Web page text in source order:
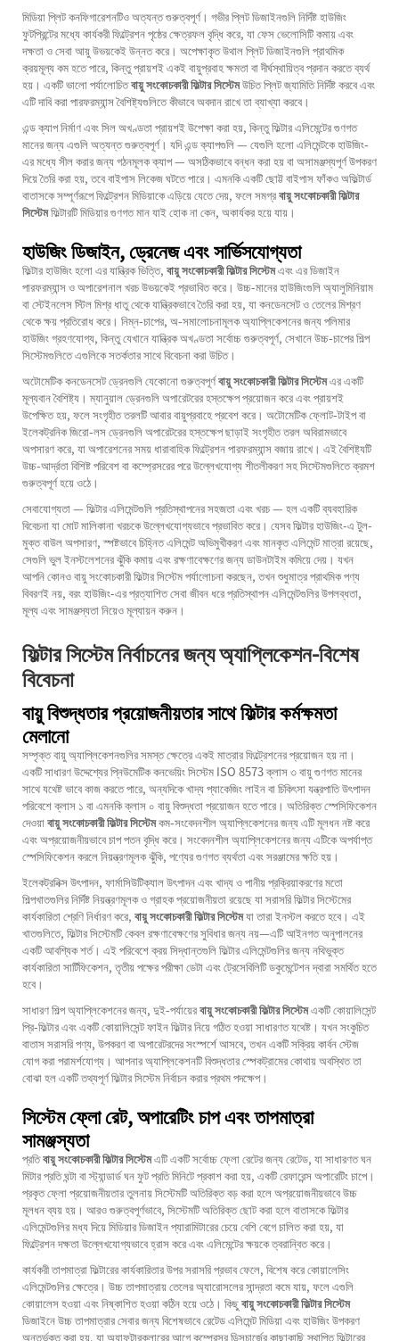
মিডিয়া প্লিট কনফিগারেশনটিও অত্যন্ত গুরুত্বপূর্ণ। গভীর প্লিট ডিজাইনগুলি নির্দিষ্ট হাউজিং
ফুটপ্রিন্টের মধ্যে কার্যকরী ফিল্ট্রেশন পৃষ্ঠের ক্ষেত্রফল বৃদ্ধি করে, যা ফেস ভেলোসিটি কমায় এবং
দক্ষতা ও সেবা আয়ু উভয়কেই উন্নত করে। অপেক্ষাকৃত উথাল প্লিট ডিজাইনগুলি প্রাথমিক
ক্রয়মূল্য কম হতে পারে, কিন্তু প্রায়শই একই বায়ুপ্রবাহ ক্ষমতা বা দীর্ঘস্থায়িত্ব প্রদান করতে ব্যর্থ
হয়। একটি ভালো পর্যালোচিতবায়ু সংকোচকারী ফিল্টার সিস্টেমউচিত প্লিট জ্যামিতি নির্দিষ্ট করবে এবং
এটি দাবি করা পারফরম্যান্স বৈশিষ্ট্যগুলিতে কীভাবে অবদান রাখে তা ব্যাখ্যা করবে।
এন্ড ক্যাপ নির্মাণ এবং সিল অখণ্ডতা প্রায়শই উপেক্ষা করা হয়, কিন্তু ফিল্টার এলিমেন্টের গুণগত
মানের জন্য এগুলি অত্যন্ত গুরুত্বপূর্ণ। যদি এন্ড ক্যাপগুলি — যেগুলি হলো এলিমেন্টকে হাউজিং-
এর মধ্যে সীল করার জন্য গঠনমূলক ক্যাপ — অসঠিকভাবে বন্ধন করা হয় বা অসামঞ্জস্যপূর্ণ উপকরণ
দিয়ে তৈরি করা হয়, তবে বাইপাস লিকেজ ঘটতে পারে। এমনকি একটি ছোট্ট বাইপাস ফাঁকও অফিল্টার্ড
বাতাসকে সম্পূর্ণরূপে ফিল্ট্রেশন মিডিয়াকে এড়িয়ে যেতে দেয়, ফলে সমগ্রবায়ু সংকোচকারী ফিল্টার
সিস্টেমফিল্টারটি মিডিয়ার গুণগত মান যাই হোক না কেন, অকার্যকর হয়ে যায়।
হাউজিং ডিজাইন, ড্রেনেজ এবং সার্ভিসযোগ্যতা
ফিল্টার হাউজিং হলো এর যান্ত্রিক ভিত্তি, বায়ু সংকোচকারী ফিল্টার সিস্টেমএবং এর ডিজাইন
পারফরম্যান্স ও অপারেশনাল খরচ উভয়কেই প্রভাবিত করে। উচ্চ-মানের হাউজিংগুলি অ্যালুমিনিয়াম
বা স্টেইনলেস স্টিল মিশ্র ধাতু থেকে যান্ত্রিকভাবে তৈরি করা হয়, যা কনডেনসেট ও তেলের মিশ্রণ
থেকে ক্ষয় প্রতিরোধ করে। নিম্ন-চাপের, অ-সমালোচনামূলক অ্যাপ্লিকেশনের জন্য পলিমার
হাউজিং গ্রহণযোগ্য, কিন্তু যেখানে যান্ত্রিক অখণ্ডতা সর্বোচ্চ গুরুত্বপূর্ণ, সেখানে উচ্চ-চাপের শিল্প
সিস্টেমগুলিতে এগুলিকে সতর্কতার সাথে বিবেচনা করা উচিত।
অটোমেটিক কনডেনসেট ড্রেনগুলি যেকোনো গুরুত্বপূর্ণবায়ু সংকোচকারী ফিল্টার সিস্টেমএর একটি
মূল্যবান বৈশিষ্ট্য। ম্যানুয়াল ড্রেনগুলি অপারেটরের হস্তক্ষেপ প্রয়োজন করে এবং প্রায়শই
উপেক্ষিত হয়, ফলে সংগৃহীত তরলটি আবার বায়ুপ্রবাহে প্রবেশ করে। অটোমেটিক ফ্লোট-টাইপ বা
ইলেকট্রনিক জিরো-লস ড্রেনগুলি অপারেটরের হস্তক্ষেপ ছাড়াই সংগৃহীত তরল অবিরামভাবে
অপসারণ করে, যা অপারেশনের সময় ধারাবাহিক ফিল্ট্রেশন পারফরম্যান্স বজায় রাখে। এই বৈশিষ্ট্যটি
উচ্চ-আর্দ্রতা বিশিষ্ট পরিবেশ বা কম্প্রেসরের পরে উল্লেখযোগ্য শীতলীকরণ সহ সিস্টেমগুলিতে ক্রমশ
গুরুত্বপূর্ণ হয়ে ওঠে।
সেবাযোগ্যতা — ফিল্টার এলিমেন্টগুলি প্রতিস্থাপনের সহজতা এবং খরচ — হল একটি ব্যবহারিক
বিবেচনা যা মোট মালিকানা খরচকে উল্লেখযোগ্যভাবে প্রভাবিত করে। যেসব ফিল্টার হাউজিং-এ টুল-
মুক্ত বাউল অপসারণ, স্পষ্টভাবে চিহ্নিত এলিমেন্ট অভিমুখীকরণ এবং মানকৃত এলিমেন্ট মাত্রা রয়েছে,
সেগুলি ভুল ইনস্টলেশনের ঝুঁকি কমায় এবং রক্ষণাবেক্ষণের জন্য ডাউনটাইম কমিয়ে দেয়। যখন
আপনি কোনওবায়ু সংকোচকারী ফিল্টার সিস্টেমপর্যালোচনা করছেন, তখন শুধুমাত্র প্রাথমিক পণ্য
বিবরণই নয়, বরং হাউজিং-এর প্রত্যাশিত সেবা জীবন ধরে প্রতিস্থাপন এলিমেন্টগুলির উপলব্ধতা,
মূল্য এবং সামঞ্জস্যতা নিয়েও মূল্যায়ন করুন।
ফিল্টার সিস্টেম নির্বাচনের জন্য অ্যাপ্লিকেশন-বিশেষ
বিবেচনা
বায়ু বিশুদ্ধতার প্রয়োজনীয়তার সাথে ফিল্টার কর্মক্ষমতা
মেলানো
সম্পৃক্ত বায়ু অ্যাপ্লিকেশনগুলির সমস্ত ক্ষেত্রে একই মাত্রার ফিল্ট্রেশনের প্রয়োজন হয় না।
একটি সাধারণ উদ্দেশ্যের প্নিউমেটিক কনভেয়িং সিস্টেম ISO 8573 ক্লাস ৩ বায়ু গুণগত মানের
সাথে যথেষ্ট ভাবে কাজ করতে পারে, অন্যদিকে খাদ্য প্যাকেজিং লাইন বা চিকিৎসা যন্ত্রপাতি উৎপাদন
পরিবেশে ক্লাস ১ বা এমনকি ক্লাস ০ বায়ু বিশুদ্ধতা প্রয়োজন হতে পারে। অতিরিক্ত স্পেসিফিকেশন
দেওয়াবায়ু সংকোচকারী ফিল্টার সিস্টেমকম-সংবেদনশীল অ্যাপ্লিকেশনের জন্য এটি মূলধন নষ্ট করে
এবং অপ্রয়োজনীয়ভাবে চাপ পতন বৃদ্ধি করে। সংবেদনশীল অ্যাপ্লিকেশনের জন্য এটিকে অপর্যাপ্ত
স্পেসিফিকেশন করলে নিয়ন্ত্রণমূলক ঝুঁকি, পণ্যের গুণগত ব্যর্থতা এবং সরঞ্জামের ক্ষতি হয়।
ইলেকট্রনিক্স উৎপাদন, ফার্মাসিউটিক্যাল উৎপাদন এবং খাদ্য ও পানীয় প্রক্রিয়াকরণের মতো
শিল্পখাতগুলির নির্দিষ্ট নিয়ন্ত্রণমূলক ও গ্রাহক প্রয়োজনীয়তা রয়েছে যা সরাসরি ফিল্টার সিস্টেমের
কার্যকারিতা শ্রেণি নির্ধারণ করে, বায়ু সংকোচকারী ফিল্টার সিস্টেমযা তারা ইনস্টল করতে হবে। এই
খাতগুলিতে, ফিল্টার সিস্টেমটি কেবল রক্ষণাবেক্ষণের সুবিধার জন্য নয়—এটি আইনগত অনুপালনের
একটি আবশ্যিক শর্ত। এই পরিবেশে ক্রয় সিদ্ধান্তগুলি ফিল্টার এলিমেন্টগুলির জন্য নথিভুক্ত
কার্যকারিতা সার্টিফিকেশন, তৃতীয় পক্ষের পরীক্ষা ডেটা এবং ট্রেসেবিলিটি ডকুমেন্টেশন দ্বারা সমর্থিত হতে
হবে।
সাধারণ শিল্প অ্যাপ্লিকেশনের জন্য, দুই-পর্যায়েরবায়ু সংকোচকারী ফিল্টার সিস্টেমএকটি কোয়ালিসেন্ট
প্রি-ফিল্টার এবং একটি কোয়ালিসেন্ট ফাইন ফিল্টার নিয়ে গঠিত হওয়া সাধারণত যথেষ্ট। যখন সংকুচিত
বাতাস সরাসরি পণ্য, উপকরণ বা অপারেটরদের সংস্পর্শে আসবে, তখন একটি সক্রিয় কার্বন স্টেজ
যোগ করা পরামর্শযোগ্য। আপনার অ্যাপ্লিকেশনটি বিশুদ্ধতার স্পেকট্রামের কোথায় অবস্থিত তা
বোঝা হল একটি তথ্যপূর্ণ ফিল্টার সিস্টেম নির্বাচন করার প্রথম পদক্ষেপ।
সিস্টেম ফ্লো রেট, অপারেটিং চাপ এবং তাপমাত্রা
সামঞ্জস্যতা
প্রতিবায়ু সংকোচকারী ফিল্টার সিস্টেমএটি একটি সর্বোচ্চ ফ্লো রেটের জন্য রেটেড, যা সাধারণত ঘন
মিটার প্রতি ঘন্টা বা স্ট্যান্ডার্ড ঘন ফুট প্রতি মিনিটে প্রকাশ করা হয়, একটি রেফারেন্স অপারেটিং চাপে।
প্রকৃত ফ্লো প্রয়োজনীয়তার তুলনায় সিস্টেমটি অতিরিক্ত বড় করা হলে অপ্রয়োজনীয়ভাবে উচ্চ
মূলধন ব্যয় হয়। আরও গুরুত্বপূর্ণভাবে, সিস্টেমটি অতিরিক্ত ছোট করা হলে বাতাসকে ফিল্টার
এলিমেন্টগুলির মধ্য দিয়ে মিডিয়ার ডিজাইন প্যারামিটারের চেয়ে বেশি বেগে চালিত করা হয়, যা
ফিল্ট্রেশন দক্ষতা উল্লেখযোগ্যভাবে হ্রাস করে এবং এলিমেন্টের ক্ষয়কে ত্বরান্বিত করে।
কার্যকরী তাপমাত্রা ফিল্টারের কার্যকারিতার উপর সরাসরি প্রভাব ফেলে, বিশেষ করে কোয়ালেসিং
এলিমেন্টগুলির ক্ষেত্রে। উচ্চ তাপমাত্রায় তেলের অ্যারোসলের সান্দ্রতা কমে যায়, ফলে এগুলি
কোয়ালেস হওয়া এবং নিষ্কাশিত হওয়া কঠিন হয়ে ওঠে। কিছুবায়ু সংকোচকারী ফিল্টার সিস্টেম
ডিজাইনে উচ্চ তাপমাত্রার সেবার জন্য বিশেষভাবে রেটেড এলিমেন্ট মিডিয়া এবং হাউজিং উপকরণ
অন্তর্ভুক্ত করা হয়, যা অ্যাফটারকুলারের আগে কম্প্রেসর ডিসচার্জের কাছাকাছি স্থাপিত ফিল্টারের